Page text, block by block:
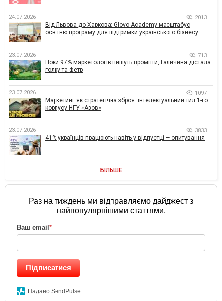
24.07.2026 2013
Від Львова до Харкова: Glovo Academy масштабує
освітню програму для підтримки українського бізнесу
23.07.2026 713
Поки 97% маркетологів пишуть промпти, Галичина дістала
голку та фетр
23.07.2026 1097
Маркетинг як стратегічна зброя: інтелектуальний тил 1-го
корпусу НГУ «Азов»
23.07.2026 3833
41% українців працюють навіть у відпустці — опитування
БІЛЬШЕ
Раз на тиждень ми відправляємо дайджест з
найпопулярнішими статтями.
Ваш email *
Підписатися
Надано SendPulse